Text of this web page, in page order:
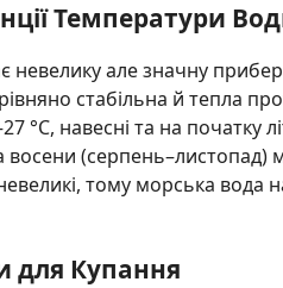
Температури
невелику але значну
стабільна й тепла
°C, навесні та на початку
восени
тому морська
для Купання